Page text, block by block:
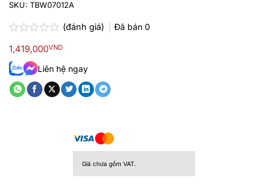
xếp
hạng
0.0
5
sao
(đánh giá) Đã bán 0
1,419,000VND
Liên hệ ngay
Giá chưa gồm VAT.
SKU: TBW07012A